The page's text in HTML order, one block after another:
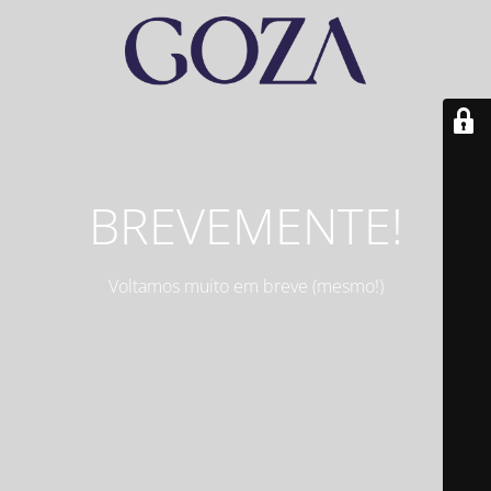
BREVEMENTE!
Voltamos muito em breve (mesmo!)